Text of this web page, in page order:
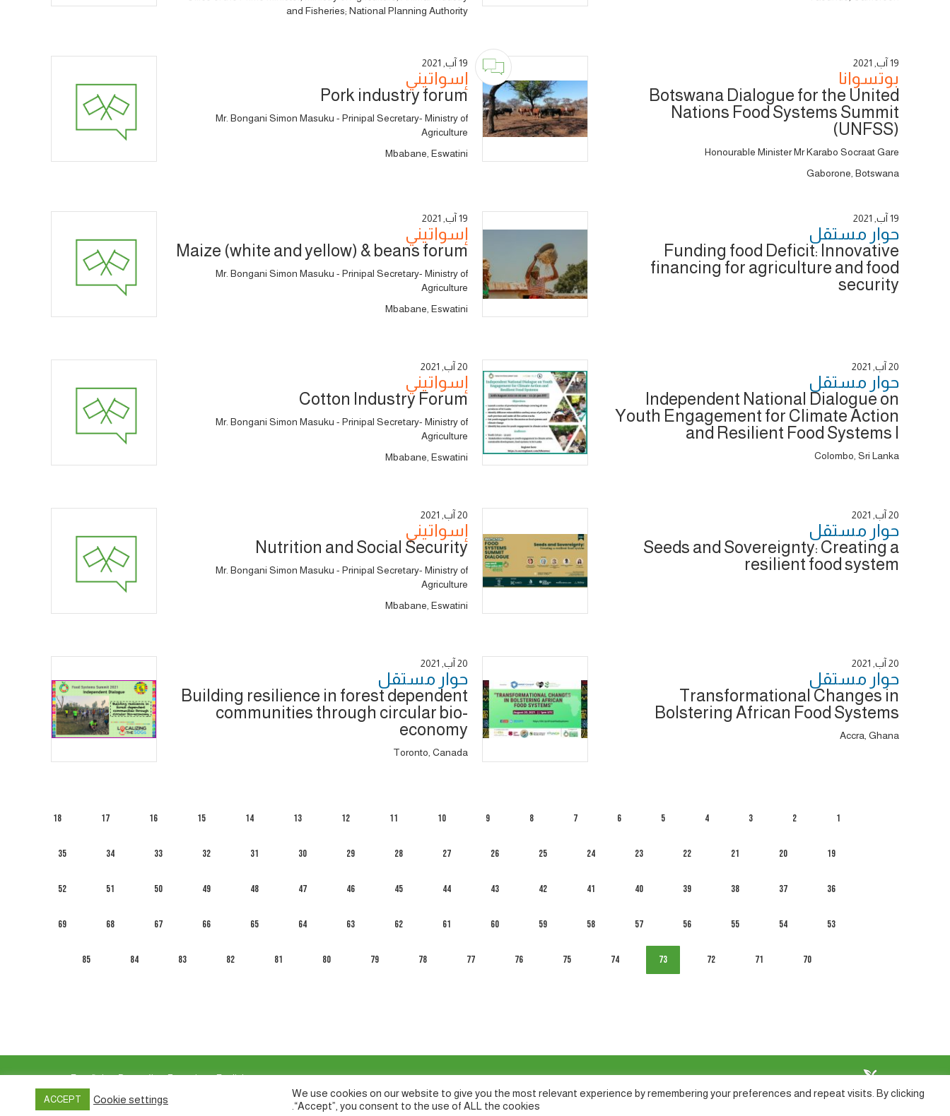
and Fisheries; National Planning Authority
19 آب, 2021
بوتسوانا
Botswana Dialogue for the United
Nations Food Systems Summit
(UNFSS)
Honourable Minister Mr Karabo Socraat Gare
Gaborone, Botswana
19 آب, 2021
إسواتيني
Pork industry forum
Mr. Bongani Simon Masuku - Prinipal Secretary- Ministry of
Agriculture
Mbabane, Eswatini
19 آب, 2021
حوار ‎مستقل
Funding food Deficit: Innovative
financing for agriculture and food
security
19 آب, 2021
إسواتيني
Maize (white and yellow) & beans forum
Mr. Bongani Simon Masuku - Prinipal Secretary- Ministry of
Agriculture
Mbabane, Eswatini
20 آب, 2021
حوار ‎مستقل
Independent National Dialogue on
Youth Engagement for Climate Action
and Resilient Food Systems I
Colombo, Sri Lanka
20 آب, 2021
إسواتيني
Cotton Industry Forum
Mr. Bongani Simon Masuku - Prinipal Secretary- Ministry of
Agriculture
Mbabane, Eswatini
20 آب, 2021
حوار ‎مستقل
Seeds and Sovereignty: Creating a
resilient food system
20 آب, 2021
إسواتيني
Nutrition and Social Security
Mr. Bongani Simon Masuku - Prinipal Secretary- Ministry of
Agriculture
Mbabane, Eswatini
20 آب, 2021
حوار ‎مستقل
Transformational Changes in
Bolstering African Food Systems
Accra, Ghana
20 آب, 2021
حوار ‎مستقل
Building resilience in forest dependent
communities through circular bio-
economy
Toronto, Canada
1
2
3
4
5
6
7
8
9
10
11
12
13
14
15
16
17
18
19
20
21
22
23
24
25
26
27
28
29
30
31
32
33
34
35
36
37
38
39
40
41
42
43
44
45
46
47
48
49
50
51
52
53
54
55
56
57
58
59
60
61
62
63
64
65
66
67
68
69
70
71
72
73
74
75
76
77
78
79
80
81
82
83
84
85
العربية English
Français
Русский
Español
Privacy policy
We use cookies on our website to give you the most relevant experience by remembering your preferences and repeat visits. By clicking
“Accept”, you consent to the use of ALL the cookies.
Cookie settings
ACCEPT